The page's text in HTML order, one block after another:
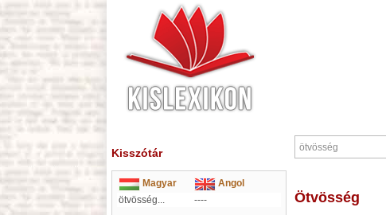
Kisszótár
Magyar
Angol
ötvösség...
---- ötvösség